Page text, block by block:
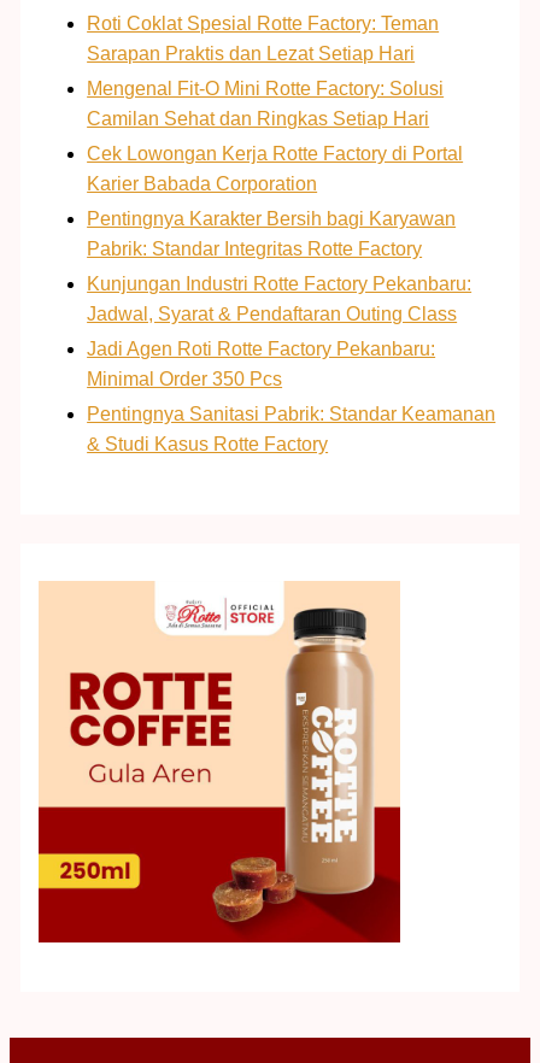
Roti Coklat Spesial Rotte Factory: Teman
Sarapan Praktis dan Lezat Setiap Hari
Mengenal Fit-O Mini Rotte Factory: Solusi
Camilan Sehat dan Ringkas Setiap Hari
Cek Lowongan Kerja Rotte Factory di Portal
Karier Babada Corporation
Pentingnya Karakter Bersih bagi Karyawan
Pabrik: Standar Integritas Rotte Factory
Kunjungan Industri Rotte Factory Pekanbaru:
Jadwal, Syarat & Pendaftaran Outing Class
Jadi Agen Roti Rotte Factory Pekanbaru:
Minimal Order 350 Pcs
Pentingnya Sanitasi Pabrik: Standar Keamanan
& Studi Kasus Rotte Factory